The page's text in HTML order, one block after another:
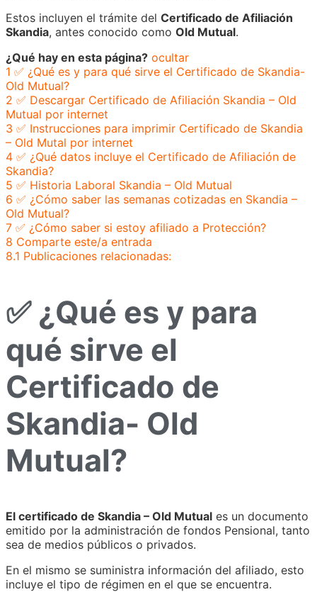
Estos incluyen el trámite del Certificado de Afiliación
Skandia, antes conocido como Old Mutual.
¿Qué hay en esta página? ocultar
1 ✅ ¿Qué es y para qué sirve el Certificado de Skandia-
Old Mutual?
2 ✅ Descargar Certificado de Afiliación Skandia – Old
Mutual por internet
3 ✅ Instrucciones para imprimir Certificado de Skandia
– Old Mutal por internet
4 ✅ ¿Qué datos incluye el Certificado de Afiliación de
Skandia?
5 ✅ Historia Laboral Skandia – Old Mutual
6 ✅ ¿Cómo saber las semanas cotizadas en Skandia –
Old Mutual?
7 ✅ ¿Cómo saber si estoy afiliado a Protección?
8 Comparte este/a entrada
8.1 Publicaciones relacionadas:
✅ ¿Qué es y para
qué sirve el
Certificado de
Skandia- Old
Mutual?
El certificado de Skandia – Old Mutual es un documento
emitido por la administración de fondos Pensional, tanto
sea de medios públicos o privados.
En el mismo se suministra información del afiliado, esto
incluye el tipo de régimen en el que se encuentra.